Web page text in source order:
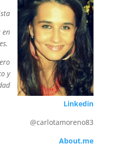
en
y
Linkedin
@carlotamoreno83
About.me